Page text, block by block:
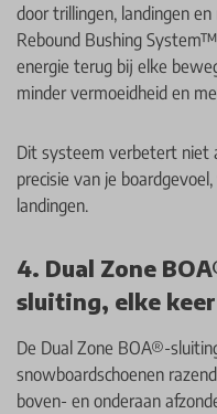
door trillingen, landingen
Rebound Bushing
energie terug bij elke
minder vermoeidheid en
Dit systeem verbetert niet
precisie van je
landingen.
4. Dual Zone
sluiting, elke keer
De Dual Zone BOA®-
snowboardschoenen
boven- en onderaan